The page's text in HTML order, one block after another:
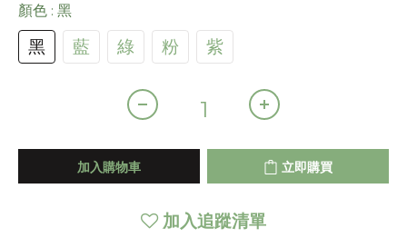
顏色 : 黑
黑 藍 綠 粉 紫
加入購物車 立即購買
加入追蹤清單